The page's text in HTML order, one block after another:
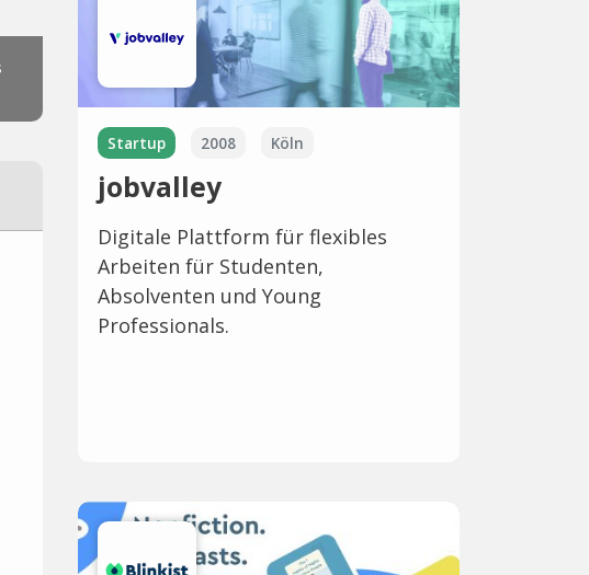
Startup 2008 Köln
jobvalley
Digitale Plattform für flexibles
Arbeiten für Studenten,
Absolventen und Young
Professionals.